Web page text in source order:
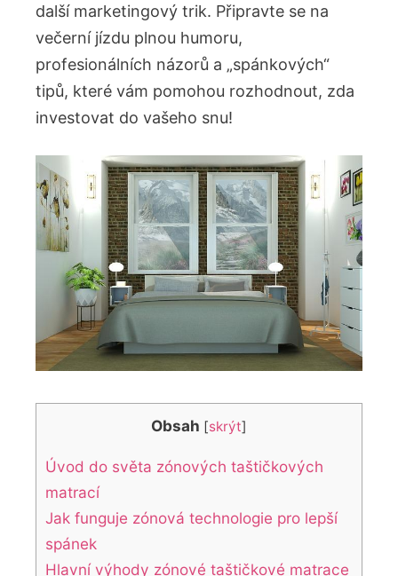
další marketingový trik. Připravte se na
večerní jízdu plnou humoru,
profesionálních názorů a „spánkových“
tipů, které vám pomohou rozhodnout, zda
investovat do vašeho snu!
Obsah [skrýt]
Úvod do světa zónových taštičkových
matrací
Jak funguje zónová technologie pro lepší
spánek
Hlavní výhody zónové taštičkové matrace